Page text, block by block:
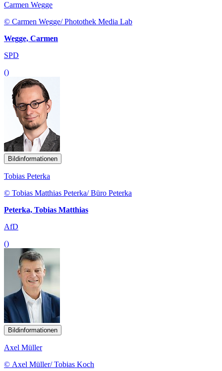
Carmen Wegge
© Carmen Wegge/ Photothek Media Lab
Wegge, Carmen
SPD
()
Bildinformationen
Tobias Peterka
© Tobias Matthias Peterka/ Büro Peterka
Peterka, Tobias Matthias
AfD
()
Bildinformationen
Axel Müller
© Axel Müller/ Tobias Koch